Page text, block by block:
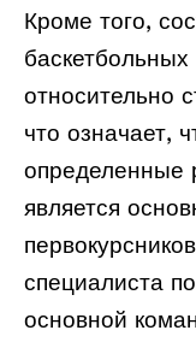
Кроме того,
относительно
что означает,
определенные
является
специалиста
основной